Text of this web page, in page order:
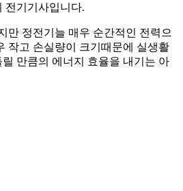
전기기사입니다.
만 정전기늘 매우 순간적인 전력으
작고 손실량이 크기때문에 실생활
만큼의 에너지 효율을 내기는 아